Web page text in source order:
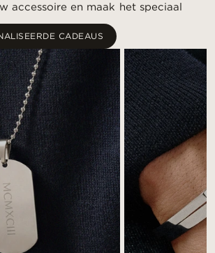
accessoire en maak het speciaal
CADEAUS